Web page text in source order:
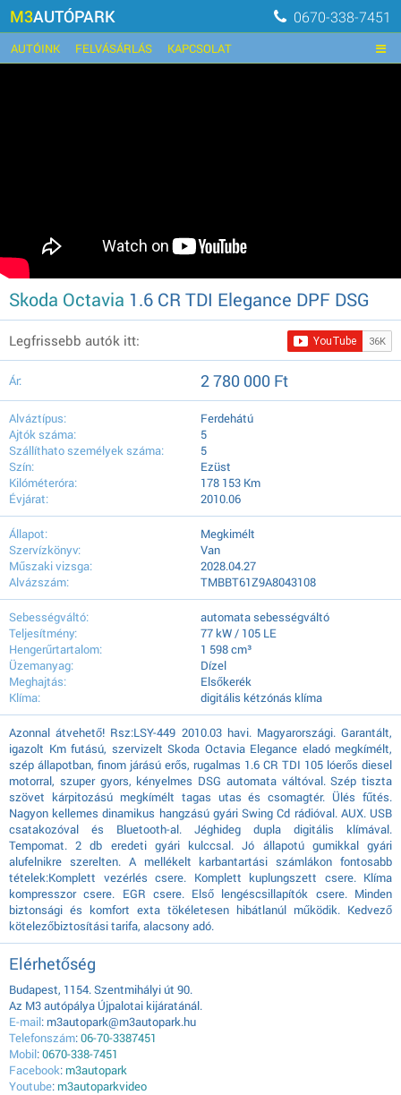
M3AUTÓPARK 0670-338-7451
AUTÓINK FELVÁSÁRLÁS KAPCSOLAT
Skoda Octavia 1.6 CR TDI Elegance DPF DSG
Legfrissebb autók itt:
Ár: 2 780 000 Ft
Alváztípus:
Ferdehátú
Ajtók száma:
5
Szállíthato személyek száma:
5
Szín:
Ezüst
Kilóméteróra:
178 153 Km
Évjárat:
2010.06
Állapot:
Megkimélt
Szervízkönyv:
Van
Műszaki vizsga:
2028.04.27
Alvázszám:
TMBBT61Z9A8043108
Sebességváltó:
automata sebességváltó
Teljesítmény:
77 kW / 105 LE
Hengerűrtartalom:
1 598 cm³
Üzemanyag:
Dízel
Meghajtás:
Elsőkerék
Klíma:
digitális kétzónás klíma
Azonnal átvehető! Rsz:LSY-449 2010.03 havi. Magyarországi. Garantált,
igazolt Km futású, szervizelt Skoda Octavia Elegance eladó megkímélt,
szép állapotban, finom járású erős, rugalmas 1.6 CR TDI 105 lóerős diesel
motorral, szuper gyors, kényelmes DSG automata váltóval. Szép tiszta
szövet kárpitozású megkímélt tagas utas és csomagtér. Ülés fűtés.
Nagyon kellemes dinamikus hangzású gyári Swing Cd rádióval. AUX. USB
csatakozóval és Bluetooth-al. Jéghideg dupla digitális klímával.
Tempomat. 2 db eredeti gyári kulccsal. Jó állapotú gumikkal gyári
alufelnikre szerelten. A mellékelt karbantartási számlákon fontosabb
tételek:Komplett vezérlés csere. Komplett kuplungszett csere. Klíma
kompresszor csere. EGR csere. Első lengéscsillapítók csere. Minden
biztonsági és komfort exta tökéletesen hibátlanúl működik. Kedvező
kötelezőbiztosítási tarifa, alacsony adó.
Elérhetőség
Budapest, 1154. Szentmihályi út 90.
Az M3 autópálya Újpalotai kijáratánál.
E-mail: m3autopark@m3autopark.hu
Telefonszám:06-70-3387451
Mobil:0670-338-7451
Facebook: m3autopark
Youtube: m3autoparkvideo